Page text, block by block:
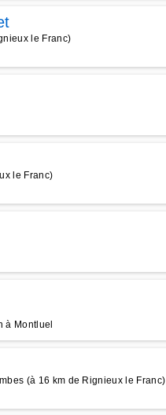
le Franc)
le Franc)
à Montluel
(à 16 km de Rignieux le Franc)